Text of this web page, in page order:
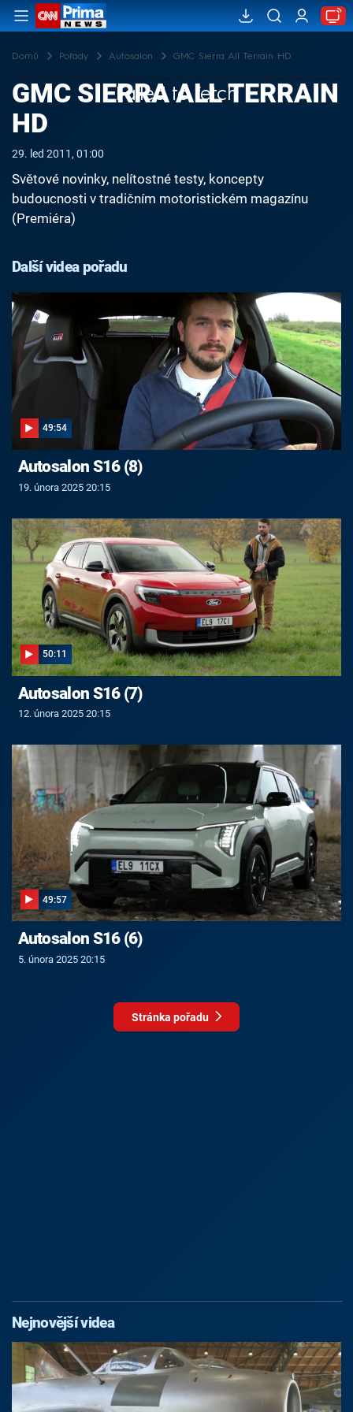
Domů Pořady Autosalon GMC Sierra All Terrain HD
Failed to fetch
GMC SIERRA ALL TERRAIN
HD
29. led 2011, 01:00
Světové novinky, nelítostné testy, koncepty
budoucnosti v tradičním motoristickém magazínu
(Premiéra)
Další videa pořadu
49:54
Autosalon S16 (8)
19. února 2025 20:15
50:11
Autosalon S16 (7)
12. února 2025 20:15
49:57
Autosalon S16 (6)
5. února 2025 20:15
Stránka pořadu
Nejnovější videa